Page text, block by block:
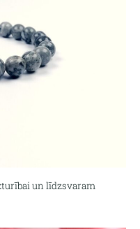
un līdzsvaram